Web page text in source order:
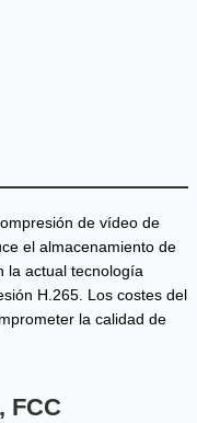
de vídeo de
el almacenamiento de
la actual tecnología
H.265. Los costes del
la calidad de
FCC